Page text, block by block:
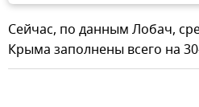
Сейчас, по данным Лобач,
Крыма заполнены всего на